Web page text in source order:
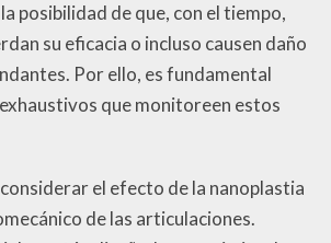
posibilidad de que, con el tiempo,
su eficacia o incluso causen daño
Por ello, es fundamental
que monitoreen estos
el efecto de la nanoplastia
de las articulaciones.